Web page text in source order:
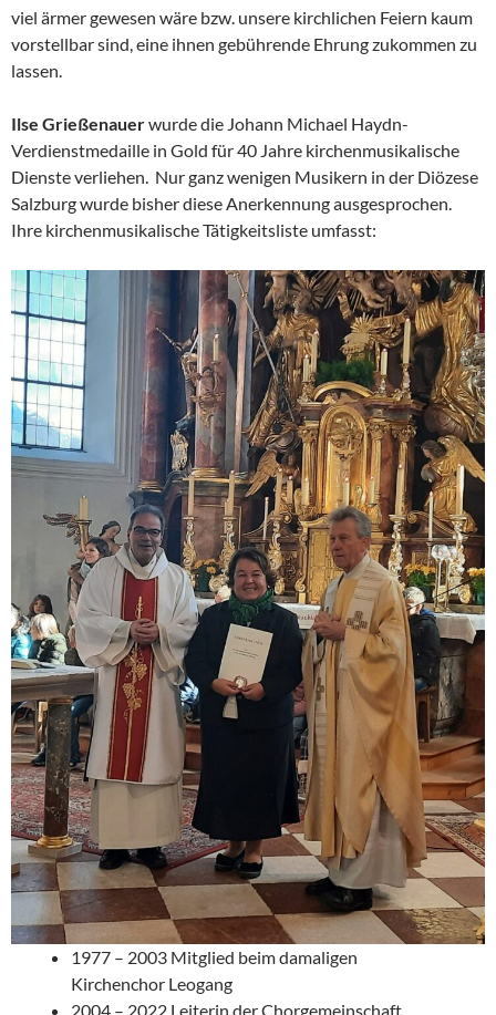
viel ärmer gewesen wäre bzw. unsere kirchlichen Feiern kaum
vorstellbar sind, eine ihnen gebührende Ehrung zukommen zu
lassen.
Ilse Grießenauerwurde die Johann Michael Haydn-
Verdienstmedaille in Gold für 40 Jahre kirchenmusikalische
Dienste verliehen. Nur ganz wenigen Musikern in der Diözese
Salzburg wurde bisher diese Anerkennung ausgesprochen.
Ihre kirchenmusikalische Tätigkeitsliste umfasst:
1977 – 2003 Mitglied beim damaligen
Kirchenchor Leogang
2004 – 2022 Leiterin der Chorgemeinschaft